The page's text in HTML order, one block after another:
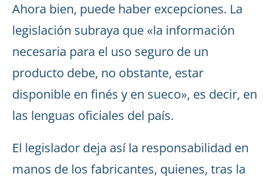
Ahora bien, puede haber excepciones. La
legislación subraya que «la información
necesaria para el uso seguro de un
producto debe, no obstante, estar
disponible en finés y en sueco», es decir, en
las lenguas oficiales del país.
El legislador deja así la responsabilidad en
manos de los fabricantes, quienes, tras la